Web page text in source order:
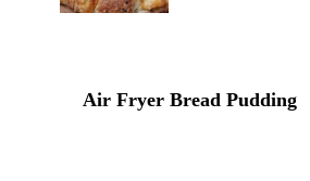
Air Fryer Bread Pudding